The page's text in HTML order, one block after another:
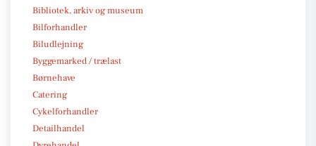
Bibliotek, arkiv og museum
Bilforhandler
Biludlejning
Byggemarked / trælast
Børnehave
Catering
Cykelforhandler
Detailhandel